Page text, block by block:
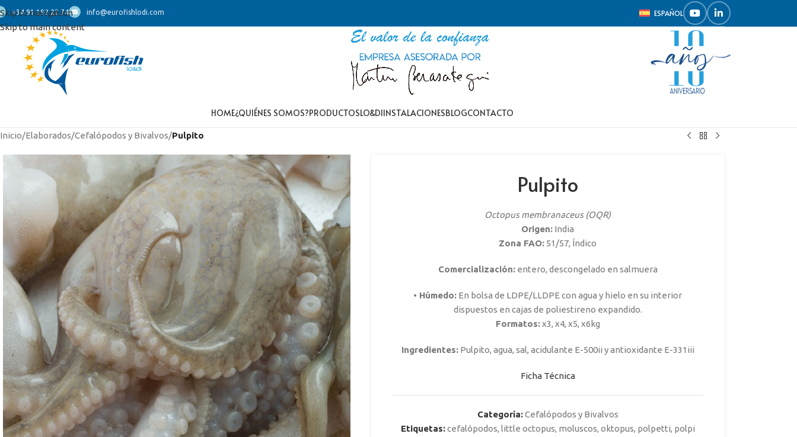
Skip to navigation
Skip to main content
+34 91 192 22 74 info@eurofishlodi.com ESPAÑOL
HOME¿QUIÉNES SOMOS?PRODUCTOSLO&DIINSTALACIONESBLOGCONTACTO
Inicio/Elaborados/Cefalópodos y Bivalvos/Pulpito
Pulpito
Octopus membranaceus (OQR)
Origen: India
Zona FAO: 51/57, Índico
Comercialización:entero, descongelado en salmuera
• Húmedo: En bolsa de LDPE/LLDPE con agua y hielo en su interior
dispuestos en cajas de poliestireno expandido.
Formatos:x3, x4, x5, x6kg
Ingredientes:Pulpito, agua, sal, acidulante E-500ii y antioxidante E-331iii
Ficha Técnica
Categoría:Cefalópodos y Bivalvos
Etiquetas:cefalópodos, little octopus, moluscos, oktopus, polpetti, polpi